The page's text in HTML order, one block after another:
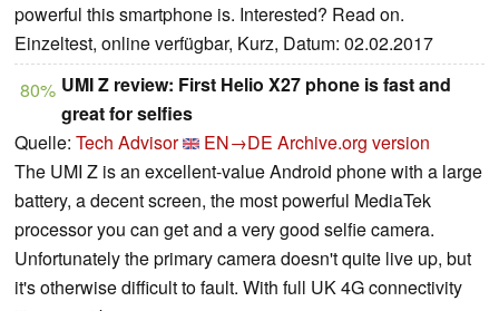
powerful this smartphone is. Interested? Read on.
Einzeltest, online verfügbar, Kurz, Datum: 02.02.2017
80% UMI Z review: First Helio X27 phone is fast and
great for selfies
Quelle: Tech Advisor EN→DE Archive.org version
The UMI Z is an excellent-value Android phone with a large
battery, a decent screen, the most powerful MediaTek
processor you can get and a very good selfie camera.
Unfortunately the primary camera doesn't quite live up, but
it's otherwise difficult to fault. With full UK 4G connectivity